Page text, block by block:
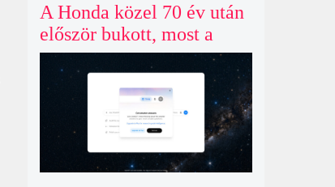
A Honda közel 70 év után
először bukott, most a
profitja a duplájára ugrott